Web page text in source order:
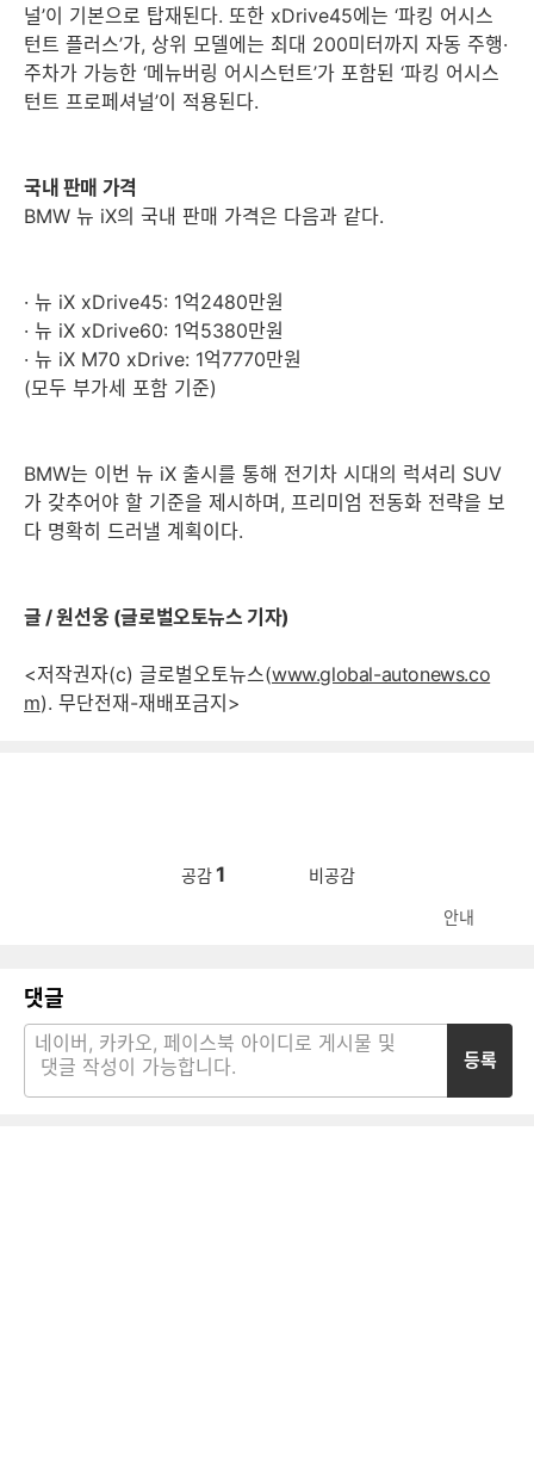
널’이 기본으로 탑재된다. 또한 xDrive45에는 ‘파킹 어시스
턴트 플러스’가, 상위 모델에는 최대 200미터까지 자동 주행·
주차가 가능한 ‘메뉴버링 어시스턴트’가 포함된 ‘파킹 어시스
턴트 프로페셔널’이 적용된다.
국내 판매 가격
BMW 뉴 iX의 국내 판매 가격은 다음과 같다.
· 뉴 iX xDrive45: 1억2480만원
· 뉴 iX xDrive60: 1억5380만원
· 뉴 iX M70 xDrive: 1억7770만원
(모두 부가세 포함 기준)
BMW는 이번 뉴 iX 출시를 통해 전기차 시대의 럭셔리 SUV
가 갖추어야 할 기준을 제시하며, 프리미엄 전동화 전략을 보
다 명확히 드러낼 계획이다.
글 / 원선웅 (글로벌오토뉴스 기자)
<저작권자(c) 글로벌오토뉴스(www.global-autonews.co
m). 무단전재-재배포금지>
공감 1 비공감
안내
댓글
등록